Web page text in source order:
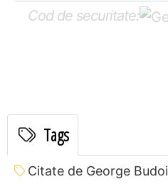
Cod de securitate:
Tags
Citate de George Budoi